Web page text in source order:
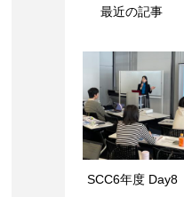
最近の記事
SCC6年度 Day8
起業家としての夢